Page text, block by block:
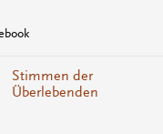
Stimmen der
Überlebenden